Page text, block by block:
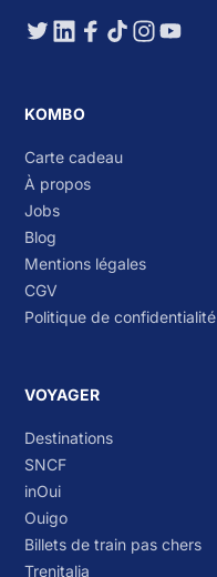
KOMBO
Carte cadeau
À propos
Jobs
Blog
Mentions légales
CGV
Politique de confidentialité
VOYAGER
Destinations
SNCF
inOui
Ouigo
Billets de train pas chers
Trenitalia